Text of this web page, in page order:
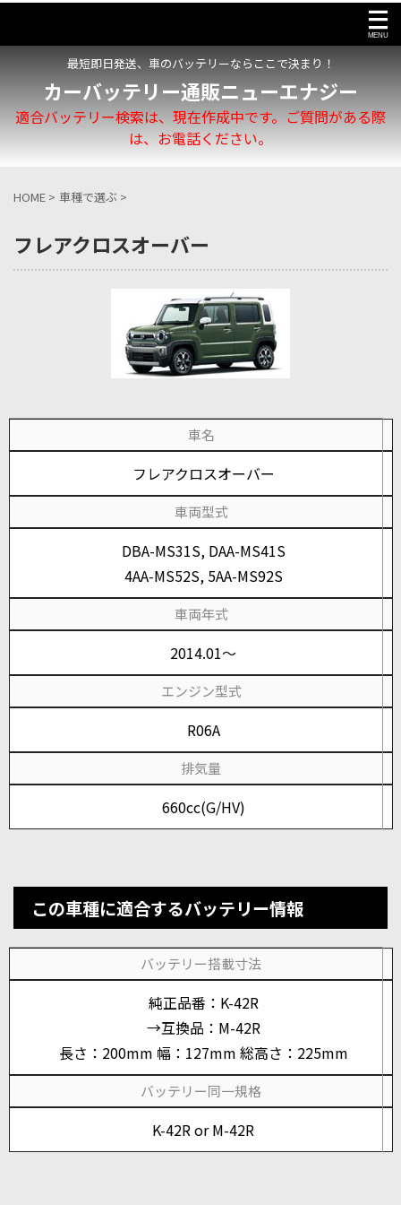
最短即日発送、車のバッテリーならここで決まり！
カーバッテリー通販ニューエナジー
適合バッテリー検索は、現在作成中です。ご質問がある際
は、お電話ください。
HOME > 車種で選ぶ >
フレアクロスオーバー
車名
フレアクロスオーバー
車両型式
DBA-MS31S, DAA-MS41S
4AA-MS52S, 5AA-MS92S
車両年式
2014.01～
エンジン型式
R06A
排気量
660cc(G/HV)
この車種に適合するバッテリー情報
バッテリー搭載寸法
純正品番：K-42R
→互換品：M-42R
長さ：200mm 幅：127mm 総高さ：225mm
バッテリー同一規格
K-42R or M-42R